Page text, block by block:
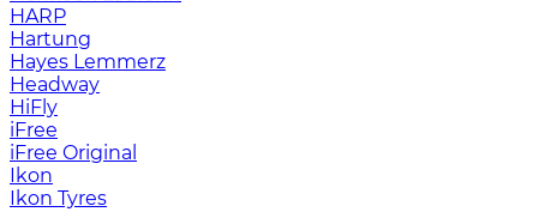
HARP
Hartung
Hayes Lemmerz
Headway
HiFly
iFree
iFree Original
Ikon
Ikon Tyres